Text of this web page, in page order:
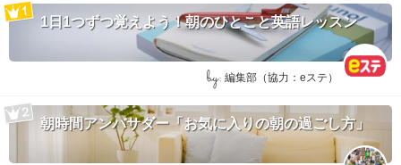
1日1つずつ覚えよう！朝のひとこと英語レッスン
by: 編集部（協力：eステ）
朝時間アンバサダー「お気に入りの朝の過ごし方」